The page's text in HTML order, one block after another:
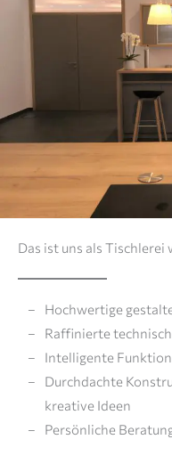
Das ist uns als Tischlerei
Hochwertige
Raffinierte
Intelligente
Durchdachte
kreative Ideen
Persönliche